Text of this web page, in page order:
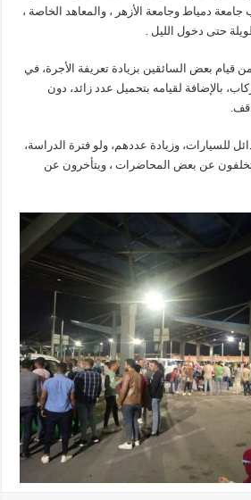
جامعة دمياط وجامعة الأزهر ، والمعاهد الخاصة ،
حتى دخول الليل .
قيام بعض السائقين بزيادة تعريفة الأجرة، في
بالإضافة لقيامه بتحميل عدد زائد، دون
للسيارات، وزيادة عددهم، ولو فترة الدراسة،
عن بعض المحاضرات ، ويتأخرون عن